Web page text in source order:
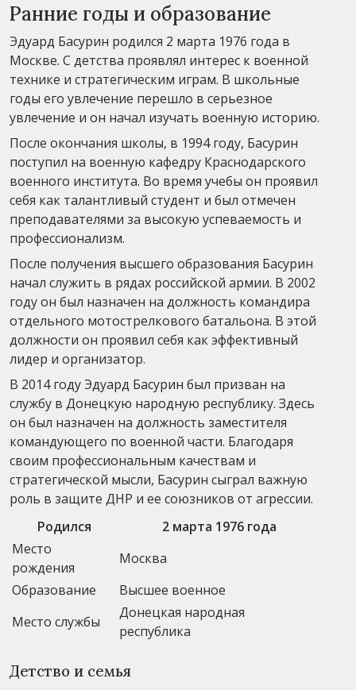
Ранние годы и образование
Эдуард Басурин родился 2 марта 1976 года в
Москве. С детства проявлял интерес к военной
технике и стратегическим играм. В школьные
годы его увлечение перешло в серьезное
увлечение и он начал изучать военную историю.
После окончания школы, в 1994 году, Басурин
поступил на военную кафедру Краснодарского
военного института. Во время учебы он проявил
себя как талантливый студент и был отмечен
преподавателями за высокую успеваемость и
профессионализм.
После получения высшего образования Басурин
начал служить в рядах российской армии. В 2002
году он был назначен на должность командира
отдельного мотострелкового батальона. В этой
должности он проявил себя как эффективный
лидер и организатор.
В 2014 году Эдуард Басурин был призван на
службу в Донецкую народную республику. Здесь
он был назначен на должность заместителя
командующего по военной части. Благодаря
своим профессиональным качествам и
стратегической мысли, Басурин сыграл важную
роль в защите ДНР и ее союзников от агрессии.
Родился
2 марта 1976 года
Место
рождения
Москва
Образование
Высшее военное
Место службы
Донецкая народная
республика
Детство и семья